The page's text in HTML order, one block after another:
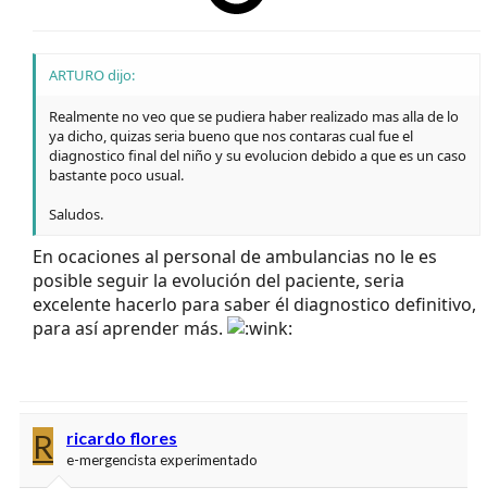
ARTURO dijo:
Realmente no veo que se pudiera haber realizado mas alla de lo
ya dicho, quizas seria bueno que nos contaras cual fue el
diagnostico final del niño y su evolucion debido a que es un caso
bastante poco usual.
Saludos.
En ocaciones al personal de ambulancias no le es
posible seguir la evolución del paciente, seria
excelente hacerlo para saber él diagnostico definitivo,
para así aprender más.
R ricardo flores
e-mergencista experimentado